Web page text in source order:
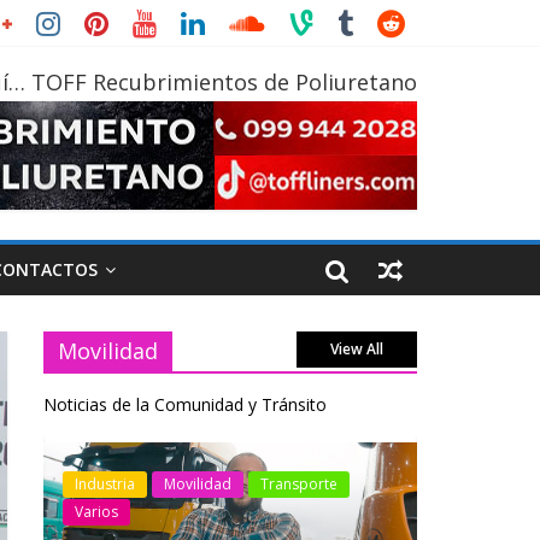
TOFF Recubrimientos de Poliuretano
Movilidad View All
Noticias de la Comunidad y Tránsito
Industria Movilidad
Transporte
Varios